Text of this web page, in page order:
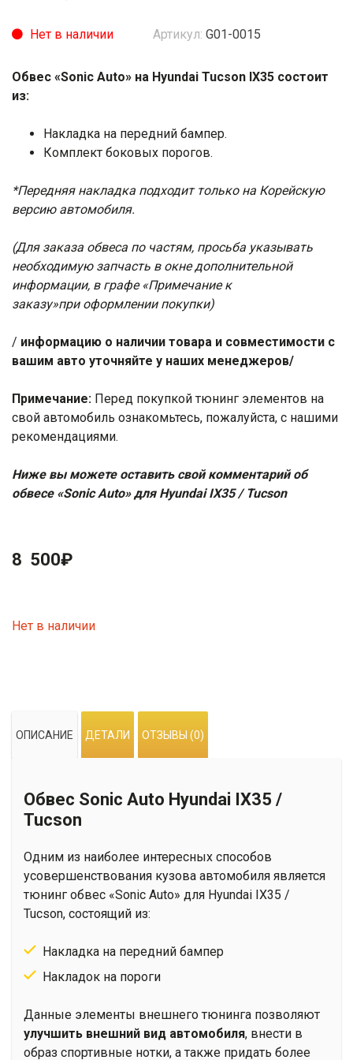
Артикул: G01-0015
Нет в наличии
Обвес «Sonic Auto» на Hyundai Tucson IX35 состоит
из:
Накладка на передний бампер.
Комплект боковых порогов.
*Передняя накладка подходит только на Корейскую
версию автомобиля.
(Для заказа обвеса по частям, просьба указывать
необходимую запчасть в окне дополнительной
информации, в графе «Примечание к
заказу»при оформлении покупки)
/ информацию о наличии товара и совместимости с
вашим авто уточняйте у наших менеджеров/
Примечание: Перед покупкой тюнинг элементов на
свой автомобиль ознакомьтесь, пожалуйста, с нашими
рекомендациями.
Ниже вы можете оставить свой комментарий об
обвесе «Sonic Auto» для Hyundai IX35 / Tucson
8 500₽
Нет в наличии
ОПИСАНИЕ ДЕТАЛИ ОТЗЫВЫ (0)
Обвес Sonic Auto Hyundai IX35 /
Tucson
Одним из наиболее интересных способов
усовершенствования кузова автомобиля является
тюнинг обвес «Sonic Auto» для Hyundai IX35 /
Tucson, состоящий из:
Накладка на передний бампер
Накладок на пороги
Данные элементы внешнего тюнинга позволяют
улучшить внешний вид автомобиля, внести в
образ спортивные нотки, а также придать более